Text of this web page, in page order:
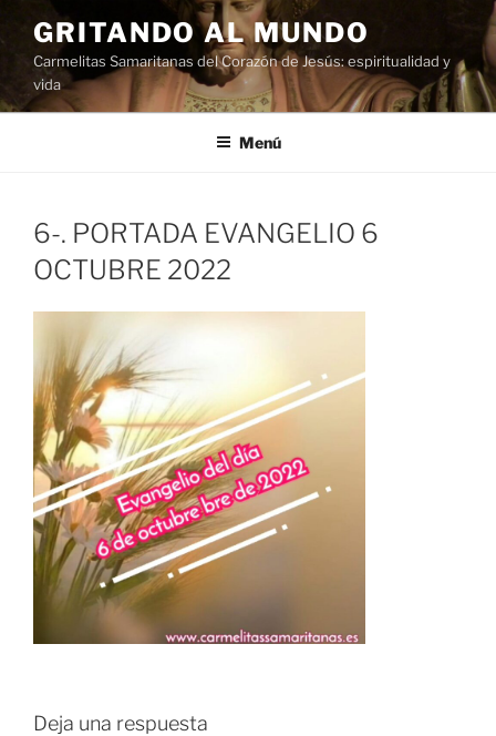
al
contenido
GRITANDO AL MUNDO
Carmelitas Samaritanas del Corazón de Jesús: espiritualidad y
vida
Menú
6-. PORTADA EVANGELIO 6
OCTUBRE 2022
Deja una respuesta